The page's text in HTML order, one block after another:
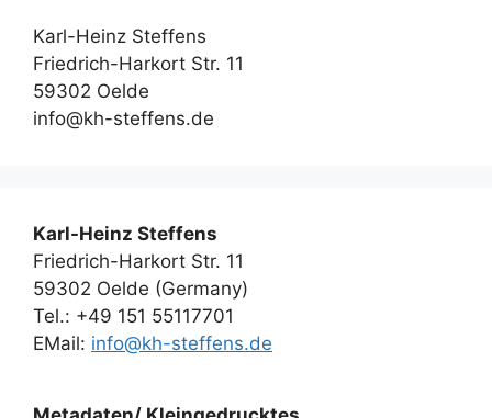
Karl-Heinz Steffens
Friedrich-Harkort Str. 11
59302 Oelde
info@kh-steffens.de
Karl-Heinz Steffens
Friedrich-Harkort Str. 11
59302 Oelde (Germany)
Tel.: +49 151 55117701
EMail: info@kh-steffens.de